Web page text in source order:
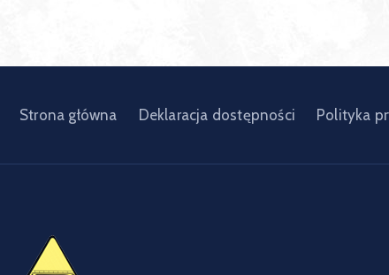
Strona główna Deklaracja dostępności Polityka